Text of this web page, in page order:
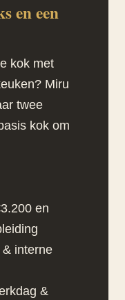
en een
kok met
Miru
twee
kok om
en
interne
&